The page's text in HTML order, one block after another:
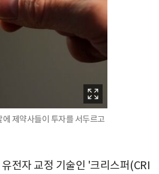
제약사들이 투자를 서두르고
전자 교정 기술인 '크리스퍼(CRI